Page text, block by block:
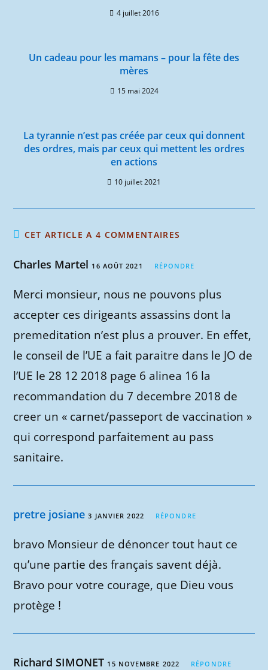
4 juillet 2016
Un cadeau pour les mamans – pour la fête des
mères
15 mai 2024
La tyrannie n’est pas créée par ceux qui donnent
des ordres, mais par ceux qui mettent les ordres
en actions
10 juillet 2021
CET ARTICLE A 4 COMMENTAIRES
Charles Martel 16 AOÛT 2021 RÉPONDRE
Merci monsieur, nous ne pouvons plus
accepter ces dirigeants assassins dont la
premeditation n’est plus a prouver. En effet,
le conseil de l’UE a fait paraitre dans le JO de
l’UE le 28 12 2018 page 6 alinea 16 la
recommandation du 7 decembre 2018 de
creer un « carnet/passeport de vaccination »
qui correspond parfaitement au pass
sanitaire.
pretre josiane 3 JANVIER 2022 RÉPONDRE
bravo Monsieur de dénoncer tout haut ce
qu’une partie des français savent déjà.
Bravo pour votre courage, que Dieu vous
protège !
Richard SIMONET 15 NOVEMBRE 2022 RÉPONDRE